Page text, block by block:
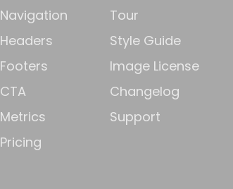
Navigation
Headers
Footers
CTA
Metrics
Pricing
Tour
Style Guide
Image License
Changelog
Support